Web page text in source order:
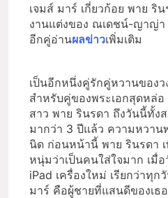
เจมส์ มาร์ เกี่ยวก้อย พาย ริ
งานแต่งของ ณเดชน์-ญาญ่า
อีกคู่อ่านผลข่าวเพิ่มเติม
เป็นอีกหนึ่งคู่รักคู่หวานของ
สำหรับคู่ของพระเอกสุดหล่อ
สาว พาย รินรดา ถึงวันนี้ทั้ง
มากว่า 3 ปีแล้ว ความหวาน
นิด ก่อนหน้านี้ พาย รินรดา
หนุ่มว่าเป็นคนใส่ใจมาก เมื่อ
iPad เครื่องใหม่ เรียกว่าทุ
มาร์ คือผู้ชายที่แสนดีของเธอ